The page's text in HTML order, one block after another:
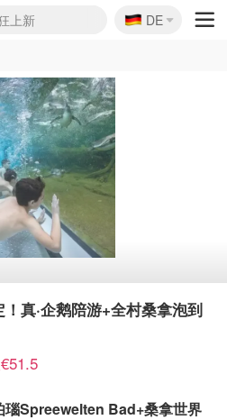
上新
大促
时失效
85折
额外叠85折
每日更新
折起+叠9折
€192
🇩🇪
DE
真·企鹅陪游+全村桑拿泡到
瑙Spreewelten Bad+桑拿世界